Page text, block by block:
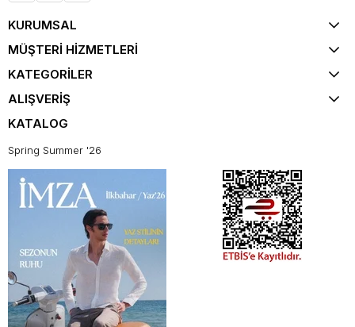
KURUMSAL
MÜŞTERİ HİZMETLERİ
KATEGORİLER
ALIŞVERİŞ
KATALOG
Spring Summer '26